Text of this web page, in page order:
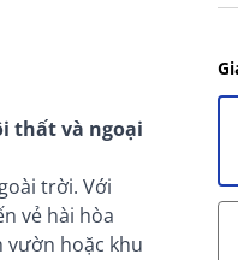
thất và ngoại
trời. Với
vẻ hài hòa
vườn hoặc khu